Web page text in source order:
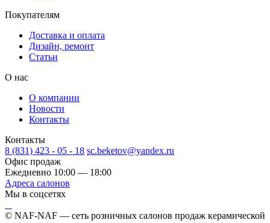
Покупателям
Доставка и оплата
Дизайн, ремонт
Статьи
О нас
О компании
Новости
Контакты
Контакты
8 (831) 423 - 05 - 18 sc.beketov@yandex.ru
Офис продаж
Ежедневно 10:00 — 18:00
Адреса салонов
Мы в соцсетях
© NAF-NAF — сеть розничных салонов продаж керамической